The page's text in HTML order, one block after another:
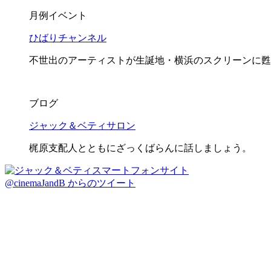
月例イベント
ひばりチャンネル
不世出のアーティストが生誕地・横浜のスクリーンに
ブログ
ジャック＆ベティサロン
梶原支配人とともにざっくばらんに話しましょう。
@cinemaJandB からのツイート